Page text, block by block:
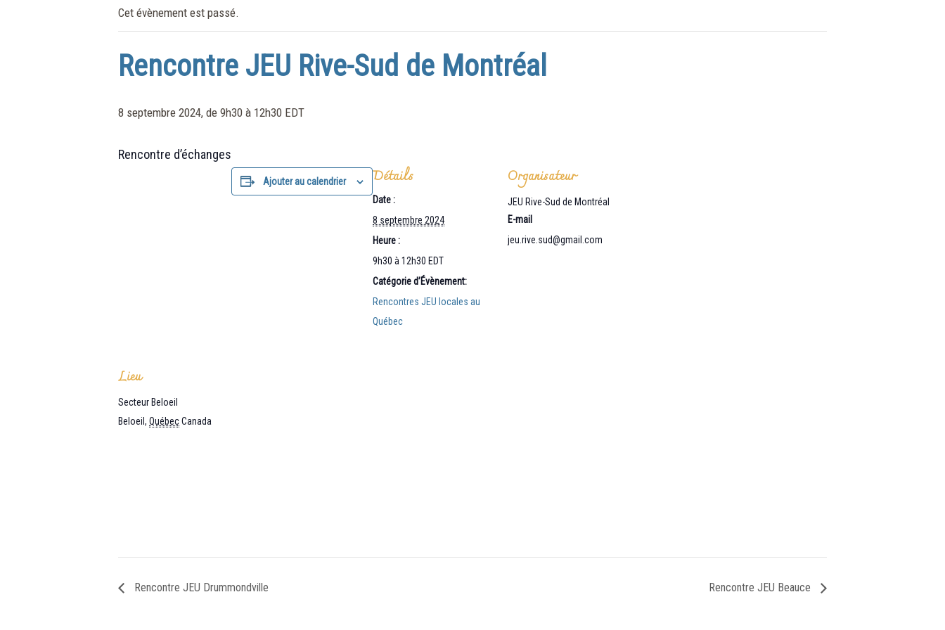
Cet évènement est passé.
Rencontre JEU Rive-Sud de Montréal
8 septembre 2024, de 9h30 à 12h30 EDT
Rencontre d’échanges
Ajouter au calendrier Détails
Date :
8 septembre 2024
Heure :
9h30 à 12h30 EDT
Catégorie d’Évènement:
Rencontres JEU locales au
Québec
Organisateur
JEU Rive-Sud de Montréal
E-mail
jeu.rive.sud@gmail.com
Lieu
Secteur Beloeil
Beloeil , QuébecCanada
Rencontre JEU Drummondville Rencontre JEU Beauce